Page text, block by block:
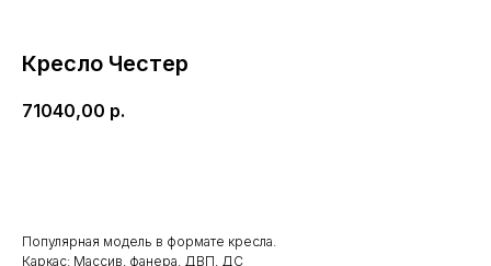
Кресло Честер
71040,00 р.
Популярная модель в формате кресла.
Каркас: Массив, фанера, ДВП, ДС